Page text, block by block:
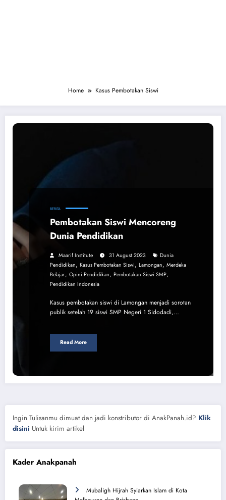
Home Kasus Pembotakan Siswi
BERITA
Pembotakan Siswi Mencoreng
Dunia Pendidikan
Maarif Institute 31 August 2023
Dunia
Pendidikan, Kasus Pembotakan Siswi, Lamongan, Merdeka
Belajar, Opini Pendidikan, Pembotakan Siswi SMP,
Pendidikan Indonesia
Kasus pembotakan siswi di Lamongan menjadi sorotan
publik setelah 19 siswi SMP Negeri 1 Sidodadi,…
Read More
Ingin Tulisanmu dimuat dan jadi konstributor di AnakPanah.id? Klik
disini Untuk kirim artikel
Kader Anakpanah
Mubaligh Hijrah Syiarkan Islam di Kota